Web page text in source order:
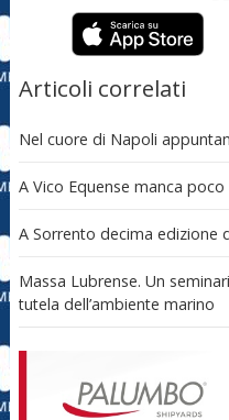
Articoli correlati
Nel cuore di Napoli
A Vico Equense manca poco
A Sorrento decima edizione
Massa Lubrense. Un
tutela dell’ambiente marino